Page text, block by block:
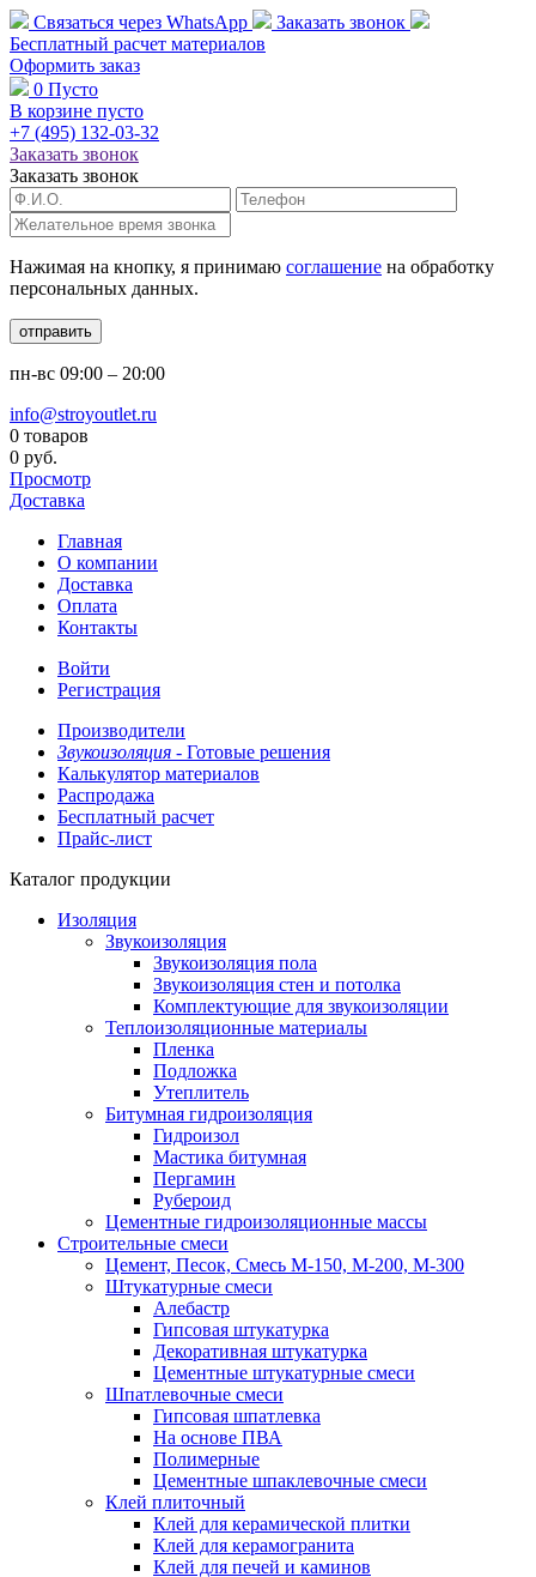
Связаться через WhatsApp
Заказать звонок
Бесплатный расчет материалов
Оформить заказ
0 Пусто
В корзине пусто
+7 (495) 132-03-32
Заказать звонок
Заказать звонок
Нажимая на кнопку, я принимаю соглашение на обработку
персональных данных.
отправить
пн-вс 09:00 – 20:00
info@stroyoutlet.ru
0 товаров
0 руб.
Просмотр
Доставка
Главная
О компании
Доставка
Оплата
Контакты
Войти
Регистрация
Производители
Звукоизоляция - Готовые решения
Калькулятор материалов
Распродажа
Бесплатный расчет
Прайс-лист
Каталог продукции
Изоляция
Звукоизоляция
Звукоизоляция пола
Звукоизоляция стен и потолка
Комплектующие для звукоизоляции
Теплоизоляционные материалы
Пленка
Подложка
Утеплитель
Битумная гидроизоляция
Гидроизол
Мастика битумная
Пергамин
Рубероид
Цементные гидроизоляционные массы
Строительные смеси
Цемент, Песок, Смесь М-150, М-200, М-300
Штукатурные смеси
Алебастр
Гипсовая штукатурка
Декоративная штукатурка
Цементные штукатурные смеси
Шпатлевочные смеси
Гипсовая шпатлевка
На основе ПВА
Полимерные
Цементные шпаклевочные смеси
Клей плиточный
Клей для керамической плитки
Клей для керамогранита
Клей для печей и каминов